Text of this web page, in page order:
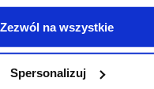
Zezwól na wszystkie
Spersonalizuj
Opłaty